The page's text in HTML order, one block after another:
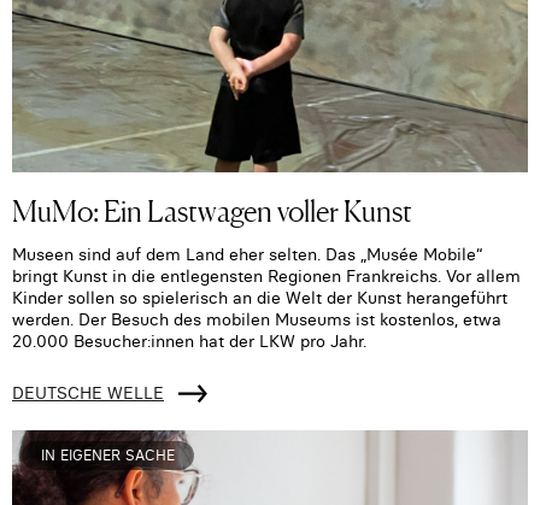
MuMo: Ein Lastwagen voller Kunst
Museen sind auf dem Land eher selten. Das „Musée Mobile“
bringt Kunst in die entlegensten Regionen Frankreichs. Vor allem
Kinder sollen so spielerisch an die Welt der Kunst herangeführt
werden. Der Besuch des mobilen Museums ist kostenlos, etwa
20.000 Besucher:innen hat der LKW pro Jahr.
DEUTSCHE WELLE
IN EIGENER SACHE